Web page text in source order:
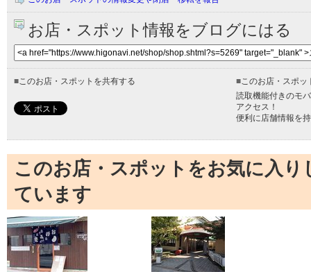
お店・スポット情報をブログにはる
■このお店・スポットを共有する ■このお店・スポッ
読取機能付きのモ
アクセス！
便利に店舗情報を
このお店・スポットをお気に入
ています